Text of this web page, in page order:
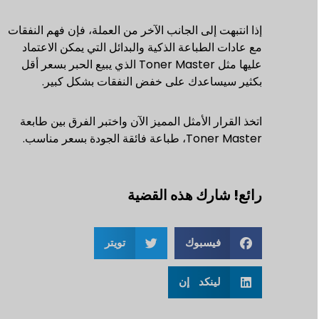
إذا انتبهت إلى الجانب الآخر من العملة، فإن فهم النفقات
مع عادات الطباعة الذكية والبدائل التي يمكن الاعتماد
عليها مثل Toner Master الذي يبيع الحبر بسعر أقل
بكثير سيساعدك على خفض النفقات بشكل كبير.
اتخذ القرار الأمثل المميز الآن واختبر الفرق بين طابعة
Toner Master، طباعة فائقة الجودة بسعر مناسب.
رائع! شارك هذه القضية
فيسبوك تويتر
لينكد إن